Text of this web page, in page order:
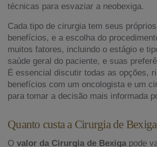
técnicas para esvaziar a neobexiga.
Cada tipo de cirurgia tem seus
benefícios, e a escolha do
muitos fatores, incluindo o estágio e
saúde geral do paciente, e suas
É essencial discutir todas as opções,
benefícios com um oncologista e um
para tomar a decisão mais informada
Quanto custa a Cirurgia de
O valor da Cirurgia de Bexiga pode